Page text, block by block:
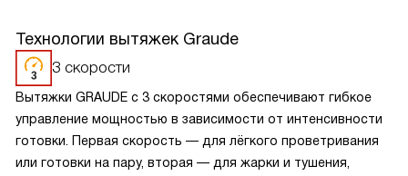
Технологии вытяжек Graude
3 скорости
Вытяжки GRAUDE с 3 скоростями обеспечивают гибкое
управление мощностью в зависимости от интенсивности
готовки. Первая скорость — для лёгкого проветривания
или готовки на пару, вторая — для жарки и тушения,